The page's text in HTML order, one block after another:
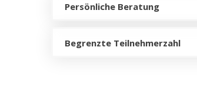
Persönliche Beratung
Begrenzte Teilnehmerzahl